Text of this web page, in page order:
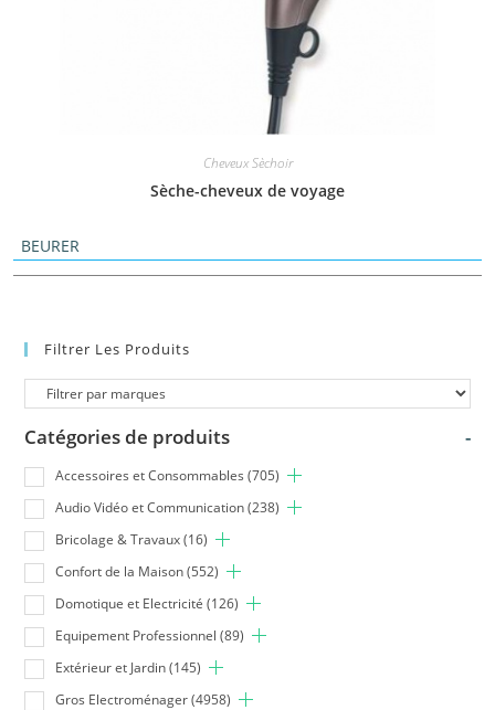
Cheveux Sèchoir
Sèche-cheveux de voyage
BEURER
Filtrer Les Produits
Catégories de produits -
Accessoires et Consommables (705)
Audio Vidéo et Communication (238)
Bricolage & Travaux (16)
Confort de la Maison (552)
Domotique et Electricité (126)
Equipement Professionnel (89)
Extérieur et Jardin (145)
Gros Electroménager (4958)